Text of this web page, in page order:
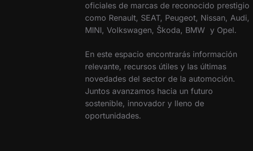
oficiales de marcas de reconocido prestigio
como Renault, SEAT, Peugeot, Nissan, Audi,
MINI, Volkswagen, Škoda, BMW y Opel.
En este espacio encontrarás información
relevante, recursos útiles y las últimas
novedades del sector de la automoción.
Juntos avanzamos hacia un futuro
sostenible, innovador y lleno de
oportunidades.